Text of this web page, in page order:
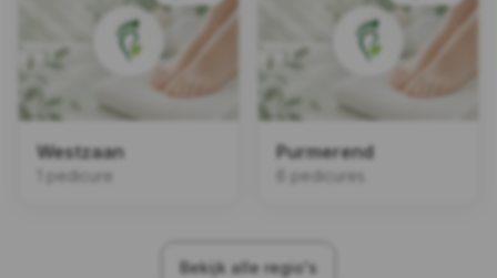
Westzaan
1 pedicure
Purmerend
6 pedicures
Bekijk alle regio's